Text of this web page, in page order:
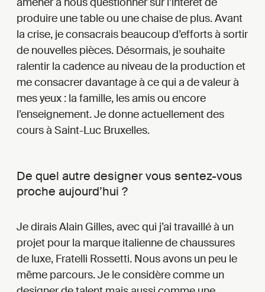
produire une table ou une chaise de plus. Avant
la crise, je consacrais beaucoup d’efforts à sortir
de nouvelles pièces. Désormais, je souhaite
ralentir la cadence au niveau de la production et
me consacrer davantage à ce qui a de valeur à
mes yeux : la famille, les amis ou encore
l’enseignement. Je donne actuellement des
cours à Saint-Luc Bruxelles.
De quel autre designer vous sentez-vous
proche aujourd’hui ?
Je dirais Alain Gilles, avec qui j’ai travaillé à un
projet pour la marque italienne de chaussures
de luxe, Fratelli Rossetti. Nous avons un peu le
même parcours. Je le considère comme un